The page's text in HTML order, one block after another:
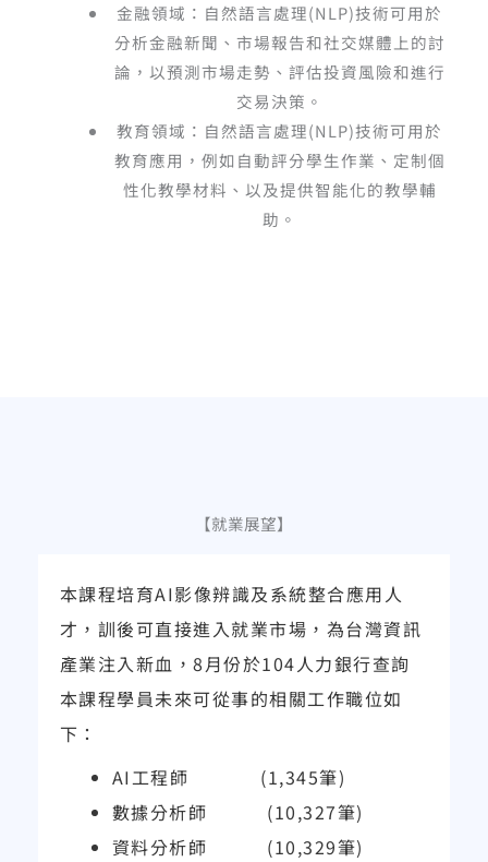
金融領域：自然語言處理(NLP)技術可用於
分析金融新聞、市場報告和社交媒體上的討
論，以預測市場走勢、評估投資風險和進行
交易決策。
教育領域：自然語言處理(NLP)技術可用於
教育應用，例如自動評分學生作業、定制個
性化教學材料、以及提供智能化的教學輔
助。
【就業展望】
本課程培育AI影像辨識及系統整合應用人
才，訓後可直接進入就業市場，為台灣資訊
產業注入新血，8月份於104人力銀行查詢
本課程學員未來可從事的相關工作職位如
下：
AI工程師 (1,345筆)
數據分析師
(10,327筆)
資料分析師
(10,329筆)